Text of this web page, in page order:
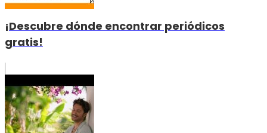
¡Descubre dónde encontrar periódicos
gratis!